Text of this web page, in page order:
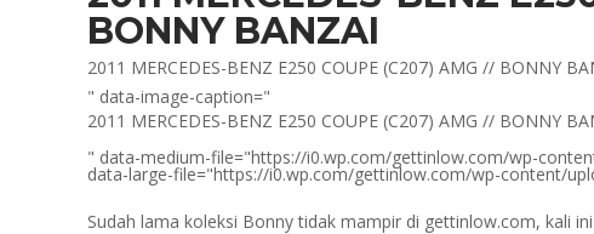
BONNY BANZAI
2011 MERCEDES-BENZ E250 COUPE (C207) AMG // BONNY
" data-image-caption="
2011 MERCEDES-BENZ E250 COUPE (C207) AMG // BONNY
" data-medium-file="https://i0.wp.com/gettinlow.com/wp-
data-large-file="https://i0.wp.com/gettinlow.com/wp-content/
Sudah lama koleksi Bonny tidak mampir di gettinlow.com, kali